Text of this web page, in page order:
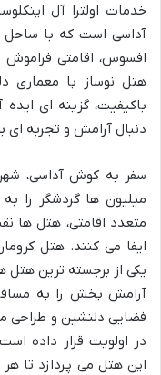
آداسی است که با ساحل
افسوس، اقامتی فراموش
هتل نوساز با معماری
باکیفیت، گزینه ای
دنبال آرامش و تجربه ای
سفر به کوش آداسی،
میلیون ها گردشگر را
متعدد اقامتی، هتل ها
ایفا می کنند. هتل
یکی از برجسته ترین
آرامش بخش را به
فضایی دلنشین و طراحی
در اولویت قرار داده
این هتل می پردازد تا